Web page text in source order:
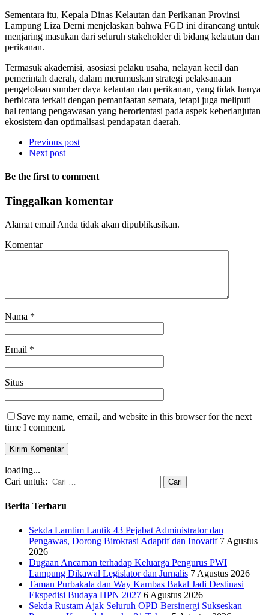
Sementara itu, Kepala Dinas Kelautan dan Perikanan Provinsi
Lampung Liza Derni menjelaskan bahwa FGD ini dirancang untuk
menjaring masukan dari seluruh stakeholder di bidang kelautan dan
perikanan.
Termasuk akademisi, asosiasi pelaku usaha, nelayan kecil dan
pemerintah daerah, dalam merumuskan strategi pelaksanaan
pengelolaan sumber daya kelautan dan perikanan, yang tidak hanya
berbicara terkait dengan pemanfaatan semata, tetapi juga meliputi
hal tentang pengawasan yang berorientasi pada aspek keberlanjutan
ekosistem dan optimalisasi pendapatan daerah.
Previous post
Next post
Be the first to comment
Tinggalkan komentar
Alamat email Anda tidak akan dipublikasikan.
Komentar
Nama *
Email *
Situs
Save my name, email, and website in this browser for the next
time I comment.
loading...
Cari untuk:
Berita Terbaru
Sekda Lamtim Lantik 43 Pejabat Administrator dan
Pengawas, Dorong Birokrasi Adaptif dan Inovatif 7 Agustus
2026
Dugaan Ancaman terhadap Keluarga Pengurus PWI
Lampung Dikawal Legislator dan Jurnalis 7 Agustus 2026
Taman Purbakala dan Way Kambas Bakal Jadi Destinasi
Ekspedisi Budaya HPN 2027 6 Agustus 2026
Sekda Rustam Ajak Seluruh OPD Bersinergi Sukseskan